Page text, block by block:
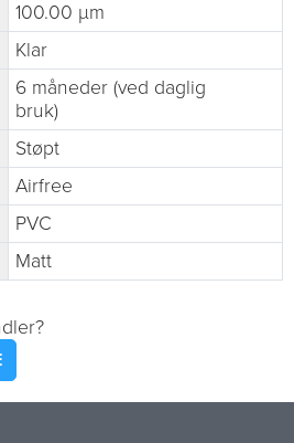
100.00 µm
Klar
6 måneder (ved daglig
bruk)
Støpt
Airfree
PVC
Matt